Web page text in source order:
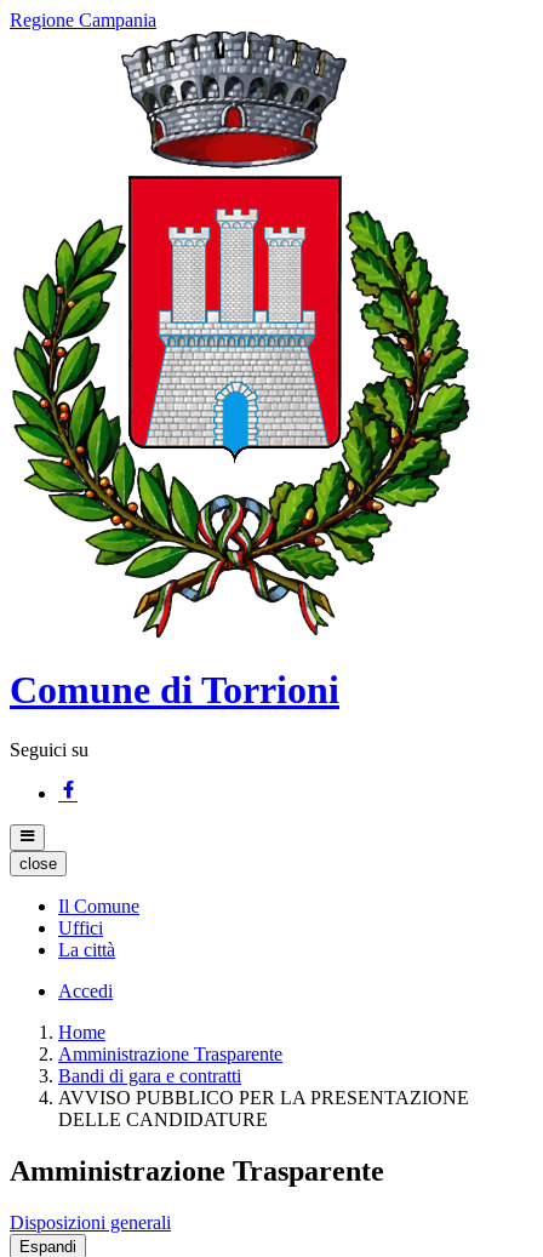
Regione Campania
Comune di Torrioni
Seguici su
close
Il Comune
Uffici
La città
Accedi
Home
Amministrazione Trasparente
Bandi di gara e contratti
AVVISO PUBBLICO PER LA PRESENTAZIONE
DELLE CANDIDATURE
Amministrazione Trasparente
Disposizioni generali
Espandi